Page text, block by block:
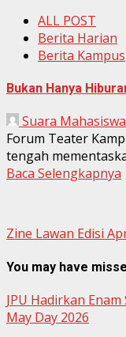
ALL POST
Berita Harian
Berita Kampus
Bukan Hanya
Suara Mahasiswa
Forum Teater
tengah
Baca Selengkapnya
Zine Lawan Edisi
You may have
JPU Hadirkan
May Day 2026